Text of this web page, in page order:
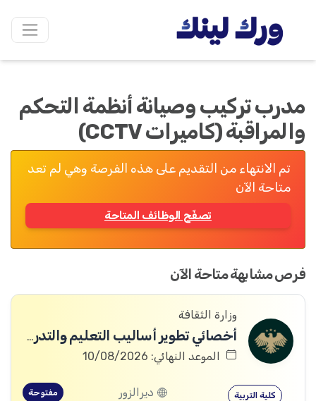
مدرب تركيب وصيانة أنظمة التحكم
والمراقبة (كاميرات CCTV)
تم الانتهاء من التقديم على هذه الفرصة وهي لم تعد
متاحة الآن
تصفّح الوظائف المتاحة
فرص مشابهة متاحة الآن
وزارة الثقافة
أخصائي تطوير أساليب التعليم والتدريب
الموعد النهائي: 10/08/2026
كلية التربية ديرالزور مفتوحة